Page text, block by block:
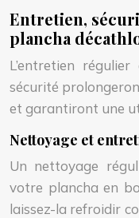
Entretien,
plancha
L’entretien
sécurité
et garantiront une
Nettoyage et
Un nettoyage
votre plancha en
laissez-la refroidir